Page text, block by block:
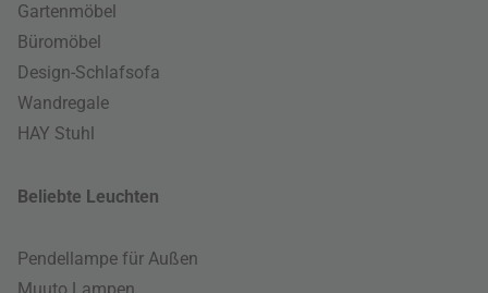
Gartenmöbel
Büromöbel
Design-Schlafsofa
Wandregale
HAY Stuhl
Beliebte Leuchten
Pendellampe für Außen